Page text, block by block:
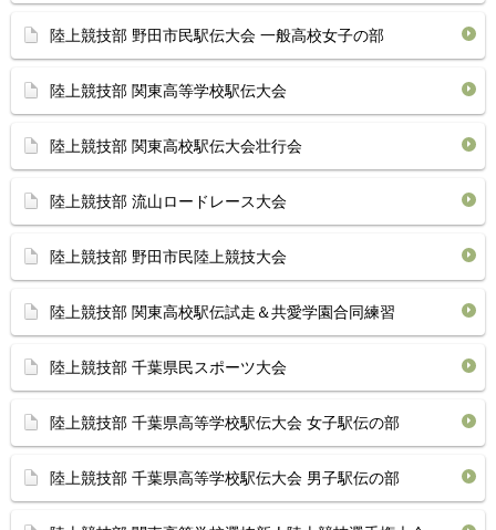
陸上競技部 野田市民駅伝大会 一般高校女子の部
陸上競技部 関東高等学校駅伝大会
陸上競技部 関東高校駅伝大会壮行会
陸上競技部 流山ロードレース大会
陸上競技部 野田市民陸上競技大会
陸上競技部 関東高校駅伝試走＆共愛学園合同練習
陸上競技部 千葉県民スポーツ大会
陸上競技部 千葉県高等学校駅伝大会 女子駅伝の部
陸上競技部 千葉県高等学校駅伝大会 男子駅伝の部